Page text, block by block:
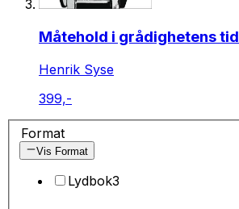
Måtehold i grådighetens tid
Henrik Syse
399,-
Format
Vis Format
Lydbok3